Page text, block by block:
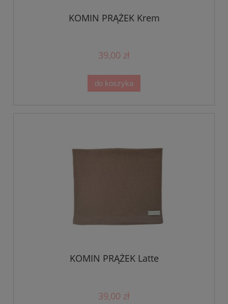
KOMIN PRĄŻEK Krem
39,00 zł
do koszyka
KOMIN PRĄŻEK Latte
39,00 zł